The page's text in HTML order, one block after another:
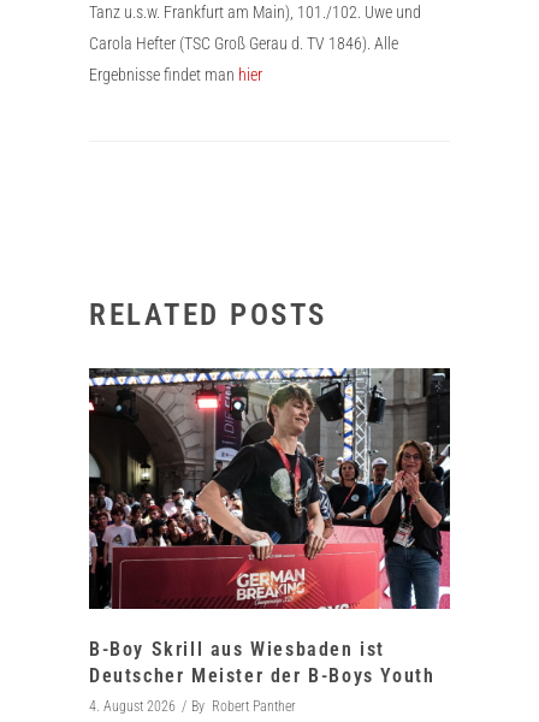
Tanz u.s.w. Frankfurt am Main), 101./102. Uwe und
Carola Hefter (TSC Groß Gerau d. TV 1846). Alle
Ergebnisse findet man hier
RELATED POSTS
B-Boy Skrill aus Wiesbaden ist
Deutscher Meister der B-Boys Youth
4. August 2026 By Robert Panther